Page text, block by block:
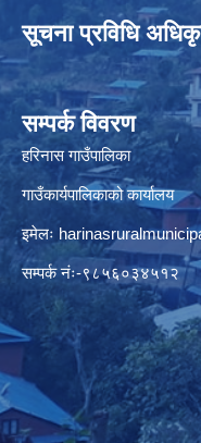
सूचना प्रविधि
सम्पर्क विवरण
हरिनास गाउँपालिका
गाउँकार्यपालिकाको कार्यालय
इमेलः
सम्पर्क नंः-९८५६०३४५१२